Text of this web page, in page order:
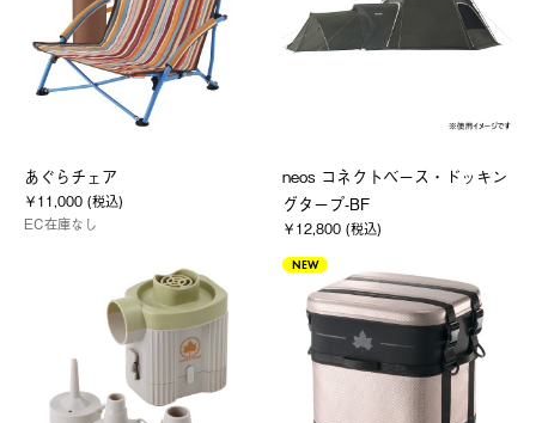
あぐらチェア
￥11,000 (税込)
EC在庫なし
neos コネクトベース・ドッキン
グタープ-BF
￥12,800 (税込)
NEW